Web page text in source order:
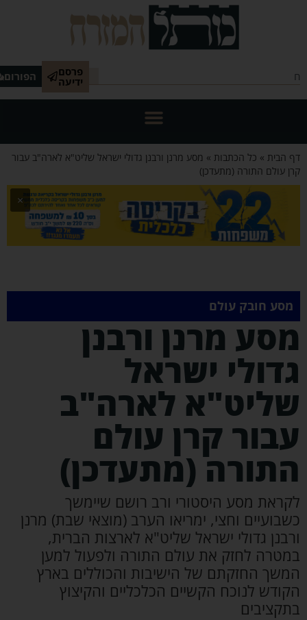
פרסם
ידיעה הפורום
הבית»כל הכתבות»מסע מרנן ורבנן גדולי ישראל שליט"א לארה"ב עבור
עולם התורה (מתעדכן)
×
מסע חובק עולם
מרנן ורבנן
ישראל
לארה"ב
קרן עולם
(מתעדכן)
מסע היסטורי ורב רושם שיימשך
וחצי, ימריאו הערב (מוצאי שבת) מרנן
גדולי ישראל שליט"א לארצות הברית,
לחזק את עולם התורה ולפעול למען
החזקתם של הישיבות והכוללים בארץ
לנוכח הקשיים הכלכליים והקיצוץ